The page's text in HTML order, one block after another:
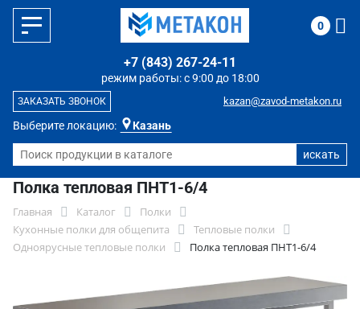
Выберите локацию: Казань
режим работы: с 9:00 до 18:00
+7 (843) 267-24-11
kazan@zavod-metakon.ru
ЗАКАЗАТЬ ЗВОНОК
0
Полка тепловая ПНТ1-6/4
Главная Каталог
Полки
Кухонные полки для общепита
Тепловые полки
Одноярусные тепловые полки
Полка тепловая ПНТ1-6/4